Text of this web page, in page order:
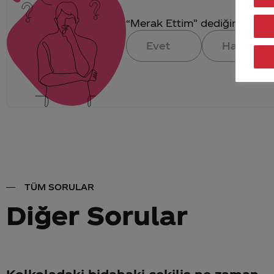
“Merak Ettim” dediğin
Evet
Hayır
TÜM SORULAR
Diğer Sorular